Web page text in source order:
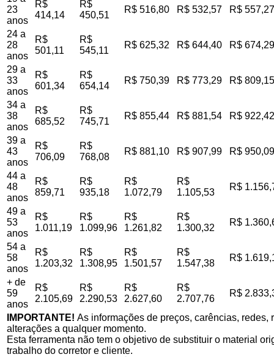
23
anos
R$
414,14
R$
450,51
R$ 516,80 R$ 532,57 R$ 557,27
24 a
28
anos
R$
501,11
R$
545,11
R$ 625,32 R$ 644,40 R$ 674,29
29 a
33
anos
R$
601,34
R$
654,14
R$ 750,39 R$ 773,29 R$ 809,15
34 a
38
anos
R$
685,52
R$
745,71
R$ 855,44 R$ 881,54 R$ 922,42
39 a
43
anos
R$
706,09
R$
768,08
R$ 881,10 R$ 907,99 R$ 950,09
44 a
48
anos
R$
859,71
R$
935,18
R$
1.072,79
R$
1.105,53
R$
49 a
53
anos
R$
1.011,19
R$
1.099,96
R$
1.261,82
R$
1.300,32
R$
54 a
58
anos
R$
1.203,32
R$
1.308,95
R$
1.501,57
R$
1.547,38
R$
+ de
59
anos
R$
2.105,69
R$
2.290,53
R$
2.627,60
R$
2.707,76
R$
IMPORTANTE! As informações de preços, carências,
alterações a qualquer momento.
Esta ferramenta não tem o objetivo de substituir o material
trabalho do corretor e cliente.